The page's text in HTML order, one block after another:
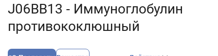
J06BB13 - Иммуноглобулин
противококлюшный